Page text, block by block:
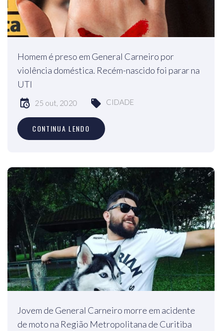
Homem é preso em General Carneiro por
violência doméstica. Recém-nascido foi parar na
UTI
25 out, 2020 CIDADE
CONTINUA LENDO
Jovem de General Carneiro morre em acidente
de moto na Região Metropolitana de Curitiba